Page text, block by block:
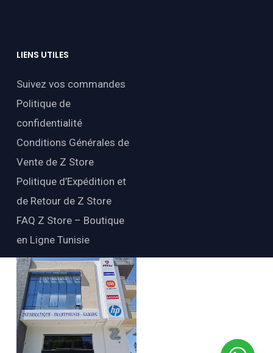
LIENS UTILES
Suivez vos commandes
Politique de
confidentialité
Conditions Générales de
Vente de Z Store
Politique d’Expédition et
de Retour de Z Store
FAQ Z Store – Boutique
en Ligne Tunisie